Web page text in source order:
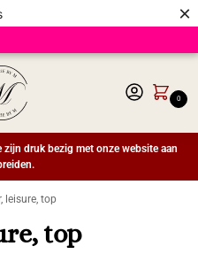
×
0
druk bezig met onze website aan
leisure, top
top